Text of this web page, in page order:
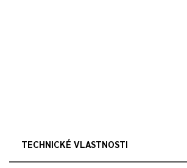
TECHNICKÉ VLASTNOSTI